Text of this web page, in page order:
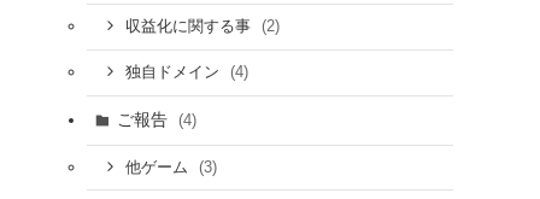
収益化に関する事 (2)
独自ドメイン (4)
ご報告 (4)
他ゲーム (3)